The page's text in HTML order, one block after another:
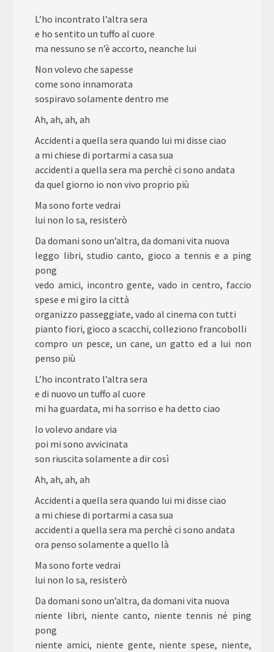
L’ho incontrato l’altra sera
e ho sentito un tuffo al cuore
ma nessuno se n’è accorto, neanche lui
Non volevo che sapesse
come sono innamorata
sospiravo solamente dentro me
Ah, ah, ah, ah
Accidenti a quella sera quando lui mi disse ciao
a mi chiese di portarmi a casa sua
accidenti a quella sera ma perchè ci sono andata
da quel giorno io non vivo proprio più
Ma sono forte vedrai
lui non lo sa, resisterò
Da domani sono un’altra, da domani vita nuova
leggo libri, studio canto, gioco a tennis e a ping
pong
vedo amici, incontro gente, vado in centro, faccio
spese e mi giro la città
organizzo passeggiate, vado al cinema con tutti
pianto fiori, gioco a scacchi, colleziono francobolli
compro un pesce, un cane, un gatto ed a lui non
penso più
L’ho incontrato l’altra sera
e di nuovo un tuffo al cuore
mi ha guardata, mi ha sorriso e ha detto ciao
Io volevo andare via
poi mi sono avvicinata
son riuscita solamente a dir così
Ah, ah, ah, ah
Accidenti a quella sera quando lui mi disse ciao
a mi chiese di portarmi a casa sua
accidenti a quella sera ma perchè ci sono andata
ora penso solamente a quello là
Ma sono forte vedrai
lui non lo sa, resisterò
Da domani sono un’altra, da domani vita nuova
niente libri, niente canto, niente tennis né ping
pong
niente amici, niente gente, niente spese, niente,